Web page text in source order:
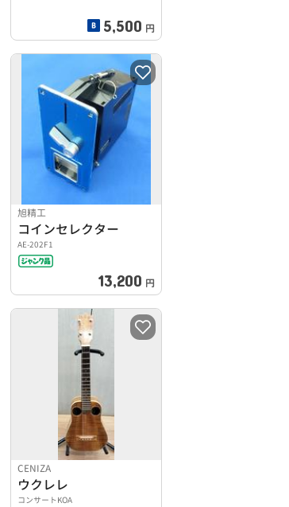
5,500 円
旭精工
コインセレクター
AE-202F1
13,200 円
CENIZA
ウクレレ
コンサートKOA